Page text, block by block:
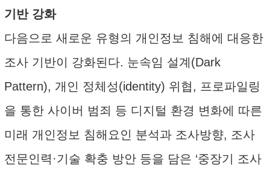
기반 강화
다음으로 새로운 유형의 개인정보 침해에 대응한
조사 기반이 강화된다. 눈속임 설계(Dark
Pattern), 개인 정체성(identity) 위협, 프로파일링
을 통한 사이버 범죄 등 디지털 환경 변화에 따른
미래 개인정보 침해요인 분석과 조사방향, 조사
전문인력·기술 확충 방안 등을 담은 ‘중장기 조사